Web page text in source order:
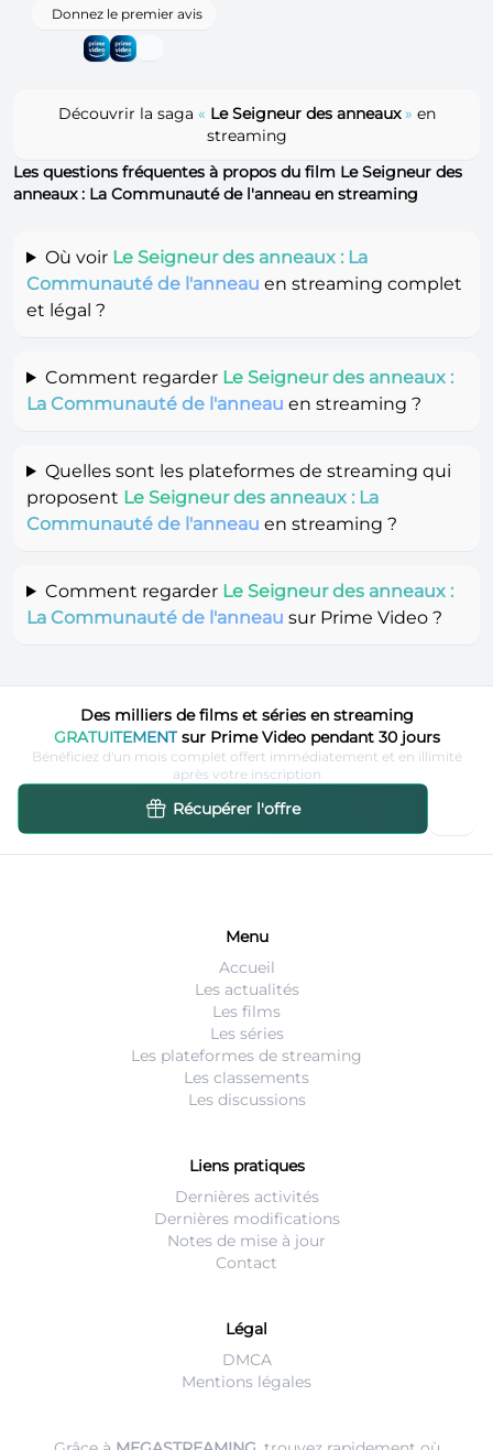
Donnez le premier avis
Découvrir la saga « Le Seigneur des anneaux » en
streaming
Les questions fréquentes à propos du film Le Seigneur des
anneaux : La Communauté de l'anneau en streaming
Où voir Le Seigneur des anneaux : La
Communauté de l'anneau en streaming complet
et légal ?
Comment regarder Le Seigneur des anneaux :
La Communauté de l'anneau en streaming ?
Quelles sont les plateformes de streaming qui
proposent Le Seigneur des anneaux : La
Communauté de l'anneau en streaming ?
Comment regarder Le Seigneur des anneaux :
La Communauté de l'anneau sur Prime Video ?
Des milliers de films et séries en streaming
GRATUITEMENTsur Prime Video pendant 30 jours
Bénéficiez d'un mois complet offert immédiatement et en illimité
après votre inscription
Récupérer l'offre
Menu
Accueil
Les actualités
Les films
Les séries
Les plateformes de streaming
Les classements
Les discussions
Liens pratiques
Dernières activités
Dernières modifications
Notes de mise à jour
Contact
Légal
DMCA
Mentions légales